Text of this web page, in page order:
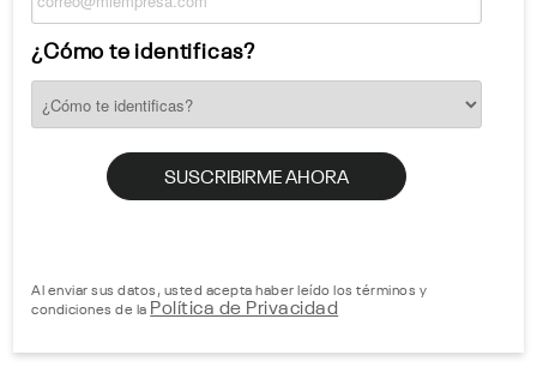
¿Cómo te identificas?
Al enviar sus datos, usted acepta haber leído los términos y
condiciones de la Política de Privacidad